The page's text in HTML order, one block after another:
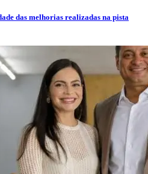
das melhorias realizadas na pista